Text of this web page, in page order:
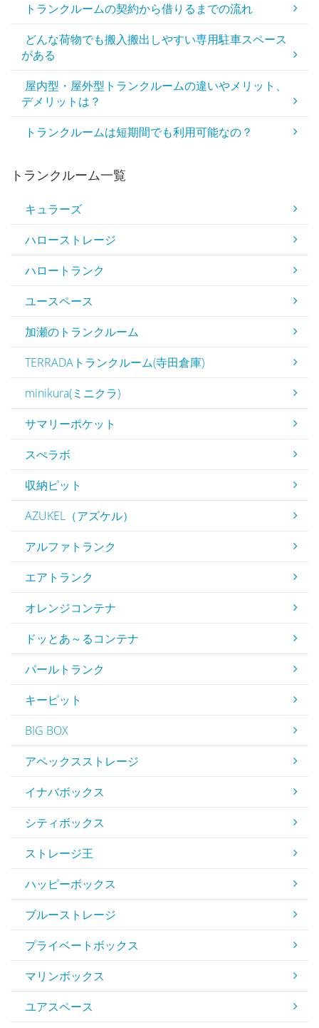
トランクルームの契約から借りるまでの流れ
どんな荷物でも搬入搬出しやすい専用駐車スペース
がある
屋内型・屋外型トランクルームの違いやメリット、
デメリットは？
トランクルームは短期間でも利用可能なの？
トランクルーム一覧
キュラーズ
ハローストレージ
ハロートランク
ユースペース
加瀬のトランクルーム
TERRADAトランクルーム(寺田倉庫)
minikura(ミニクラ)
サマリーポケット
スぺラボ
収納ピット
AZUKEL（アズケル）
アルファトランク
エアトランク
オレンジコンテナ
ドッとあ～るコンテナ
パールトランク
キーピット
BIG BOX
アペックスストレージ
イナバボックス
シティボックス
ストレージ王
ハッピーボックス
ブルーストレージ
プライベートボックス
マリンボックス
ユアスペース